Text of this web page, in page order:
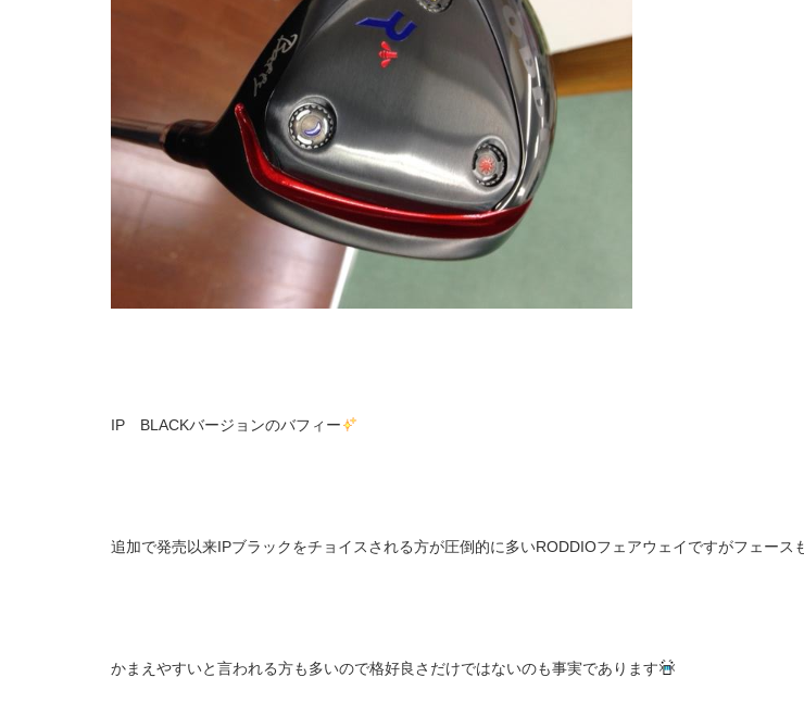
IP BLACKバージョンのバフィー
追加で発売以来IPブラックをチョイスされる方が圧倒的に多いRODDIOフェアウェイですがフェース
かまえやすいと言われる方も多いので格好良さだけではないのも事実であります